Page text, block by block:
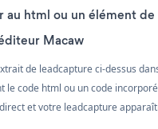
au html ou un élément
Macaw
de leadcapture ci-dessus
le code html ou un code
et votre leadcapture